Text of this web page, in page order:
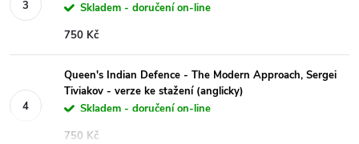
Skladem - doručení on-line
750 Kč
Queen's Indian Defence - The Modern Approach, Sergei
Tiviakov - verze ke stažení (anglicky)
Skladem - doručení on-line
750 Kč